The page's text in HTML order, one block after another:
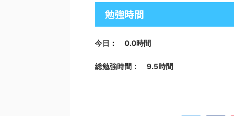
勉強時間
今日： 0.0時間
総勉強時間： 9.5時間